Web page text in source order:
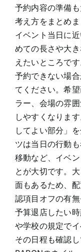
予約内容の準備
考え方をまとめ
イベント当日に
めての長さや大
えたいところで
予約できない場
てください。希
ラー、会場の雰
しやすくなりま
してよい部分」
ツは当日の行動
移動など、イベ
とが大切です。
面もあるため、
認項目オフの有
予算退店したい
や学校の規定で
その日程も確認